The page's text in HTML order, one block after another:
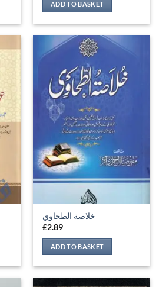
ADD TO BASKET
خلاصة الطحاوي
£2.89
ADD TO BASKET